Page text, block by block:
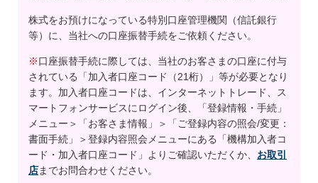
株式をお預けになっている特別口座管理機関（信託銀行
等）に、当社への口座振替手続をご依頼ください。
※口座振替手続に際しては、当社のお客さまの口座に付与
されている「加入者口座コード（21桁）」等が必要となり
ます。加入者口座コードは、インターネットトレード、ス
マートフォンサービスにログイン後、「登録情報・手続」
メニュー＞「お客さま情報」＞「ご登録内容の照会/変更：
書面手続」＞登録内容照会メニューにある「機構加入者コ
ード・加入者口座コード」よりご確認いただくか、 お取引
店までお問合わせください。